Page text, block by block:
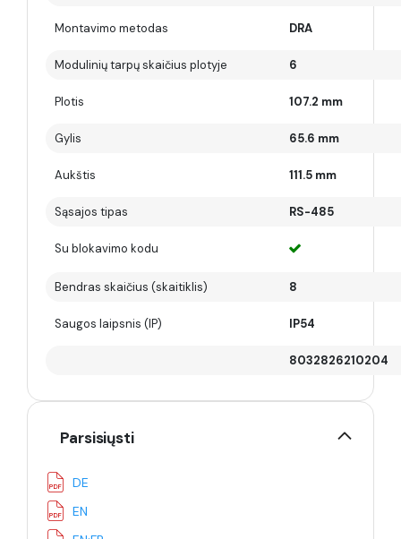
Montavimo metodas DRA
Modulinių tarpų skaičius plotyje 6
Plotis 107.2 mm
Gylis 65.6 mm
Aukštis 111.5 mm
Sąsajos tipas RS-485
Su blokavimo kodu
Bendras skaičius (skaitiklis) 8
Saugos laipsnis (IP) IP54
8032826210204
Parsisiųsti
DE
EN